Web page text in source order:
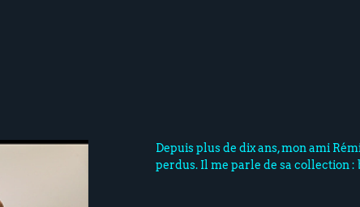
Depuis plus de dix ans, mon ami
perdus. Il me parle de sa collection :